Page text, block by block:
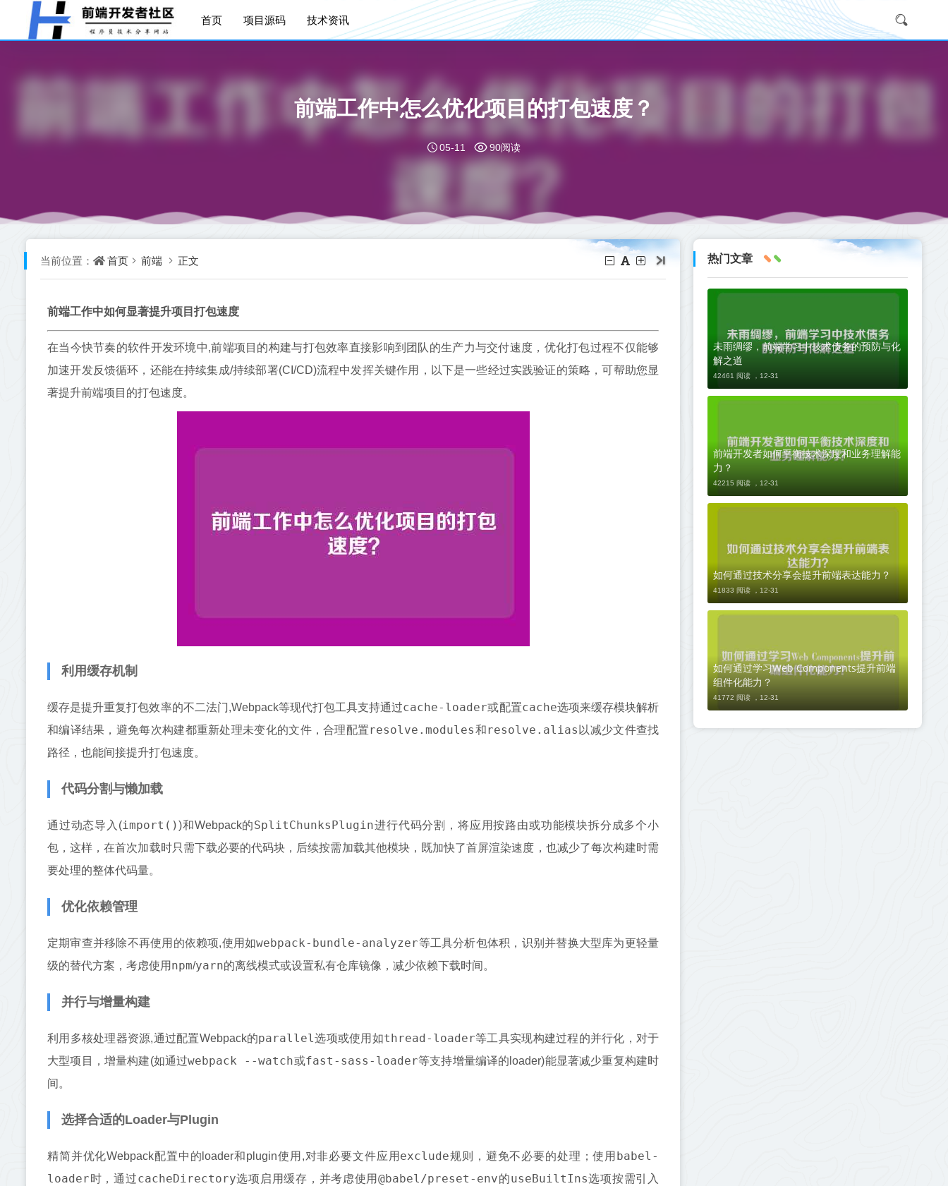
首页 项目源码 技术资讯
前端工作中怎么优化项目的打包速度？
05-11 90阅读
当前位置： 首页 前端 正文
前端工作中如何显著提升项目打包速度
在当今快节奏的软件开发环境中,前端项目的构建与打包效率直接影响到团队的生产力与交付速度，优化打包过程不仅能够
加速开发反馈循环，还能在持续集成/持续部署(CI/CD)流程中发挥关键作用，以下是一些经过实践验证的策略，可帮助您显
著提升前端项目的打包速度。
利用缓存机制
缓存是提升重复打包效率的不二法门,Webpack等现代打包工具支持通过cache-loader或配置cache选项来缓存模块解析
和编译结果，避免每次构建都重新处理未变化的文件，合理配置resolve.modules和resolve.alias 以减少文件查找
路径，也能间接提升打包速度。
代码分割与懒加载
通过动态导入(import())和Webpack的SplitChunksPlugin进行代码分割，将应用按路由或功能模块拆分成多个小
包，这样，在首次加载时只需下载必要的代码块，后续按需加载其他模块，既加快了首屏渲染速度，也减少了每次构建时需
要处理的整体代码量。
优化依赖管理
定期审查并移除不再使用的依赖项,使用如webpack-bundle-analyzer等工具分析包体积，识别并替换大型库为更轻量
级的替代方案，考虑使用 npm/yarn的离线模式或设置私有仓库镜像，减少依赖下载时间。
并行与增量构建
利用多核处理器资源,通过配置Webpack的parallel选项或使用如thread-loader等工具实现构建过程的并行化，对于
大型项目，增量构建(如通过webpack --watch或fast-sass-loader等支持增量编译的loader)能显著减少重复构建时
间。
选择合适的Loader与Plugin
精简并优化Webpack配置中的loader和plugin使用,对非必要文件应用 exclude规则，避免不必要的处理；使用 babel-
loader时，通过cacheDirectory选项启用缓存，并考虑使用@babel/preset-env的useBuiltIns选项按需引入
热门文章
未雨绸缪，前端学习中技术债务的预防与化
解之道
42461 阅读 ， 12-31
前端开发者如何平衡技术深度和业务理解能
力？
42215 阅读 ， 12-31
如何通过技术分享会提升前端表达能力？
41833 阅读 ， 12-31
如何通过学习Web Components提升前端
组件化能力？
41772 阅读 ， 12-31